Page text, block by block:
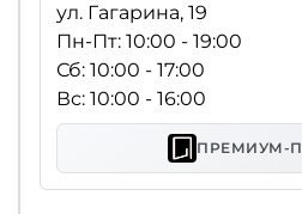
ул. Гагарина, 19
Пн-Пт: 10:00 - 19:00
Сб: 10:00 - 17:00
Вс: 10:00 - 16:00
ПРЕМИУМ-